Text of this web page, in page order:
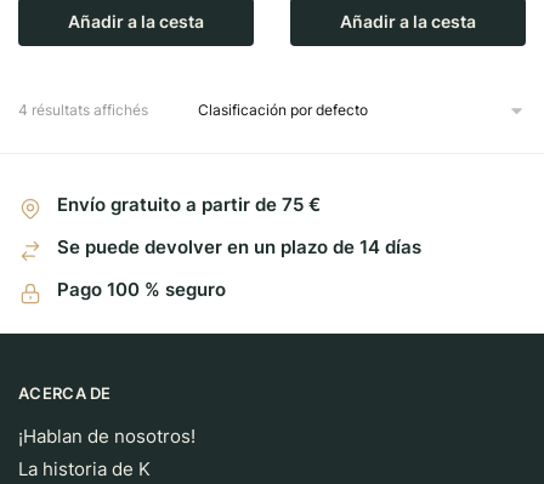
Añadir a la cesta Añadir a la cesta
4 résultats affichés
Envío gratuito a partir de 75 €
Se puede devolver en un plazo de 14 días
Pago 100 % seguro
ACERCA DE
¡Hablan de nosotros!
La historia de K